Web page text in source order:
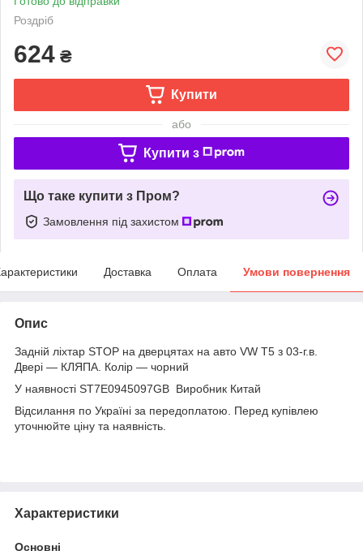
Роздріб
624 ₴
Купити
або
Купити з
Що таке купити з Пром?
Замовлення під захистом
Доставка Оплата Умови повернення
Опис
Задній ліхтар STOP на дверцятах на авто VW Т5 з 03-г.в.
Двері — КЛЯПА. Колір — чорний
У наявності ST7E0945097GB Виробник Китай
Відсилання по Україні за передоплатою. Перед купівлею
уточнюйте ціну та наявність.
Характеристики
Основні